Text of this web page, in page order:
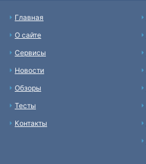
Главная
О сайте
Сервисы
Новости
Обзоры
Тесты
Контакты